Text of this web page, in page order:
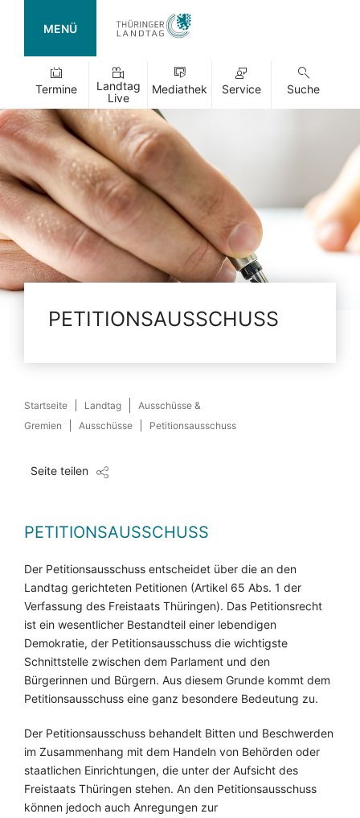
MENÜ
Termine
Landtag
Live
Mediathek Service Suche
PETITIONSAUSSCHUSS
Startseite Landtag
Ausschüsse &
Gremien
Ausschüsse Petitionsausschuss
Seite teilen
PETITIONSAUSSCHUSS
Der Petitionsausschuss entscheidet über die an den
Landtag gerichteten Petitionen (Artikel 65 Abs. 1 der
Verfassung des Freistaats Thüringen). Das Petitionsrecht
ist ein wesentlicher Bestandteil einer lebendigen
Demokratie, der Petitionsausschuss die wichtigste
Schnittstelle zwischen dem Parlament und den
Bürgerinnen und Bürgern. Aus diesem Grunde kommt dem
Petitionsausschuss eine ganz besondere Bedeutung zu.
Der Petitionsausschuss behandelt Bitten und Beschwerden
im Zusammenhang mit dem Handeln von Behörden oder
staatlichen Einrichtungen, die unter der Aufsicht des
Freistaats Thüringen stehen. An den Petitionsausschuss
können jedoch auch Anregungen zur